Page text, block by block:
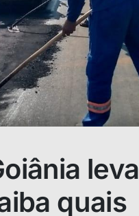
leva
quais